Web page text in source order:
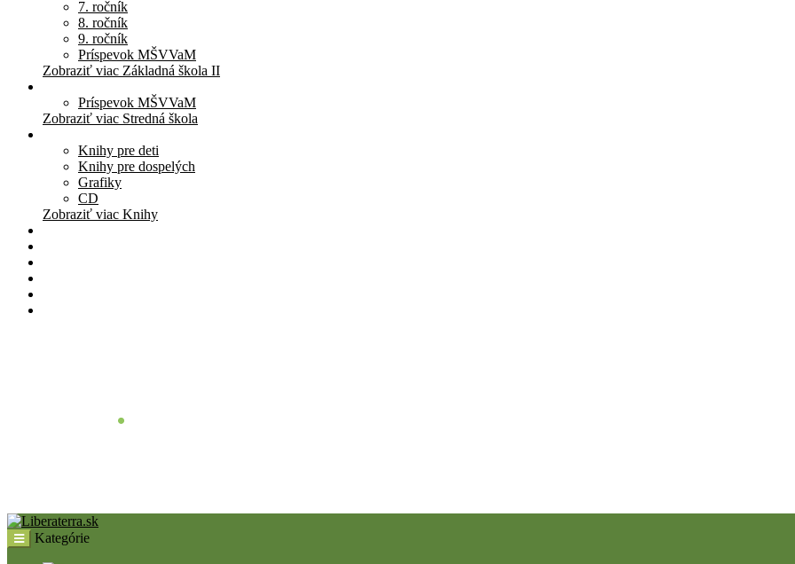
7. ročník
8. ročník
9. ročník
Príspevok MŠVVaM
Zobraziť viac Základná škola II
Príspevok MŠVVaM
Zobraziť viac Stredná škola
Knihy pre deti
Knihy pre dospelých
Grafiky
CD
Zobraziť viac Knihy
Kategórie